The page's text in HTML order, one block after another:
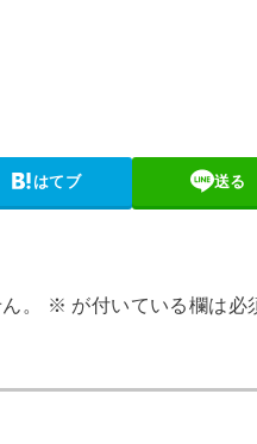
はてブ 送る
。 ※ が付いている欄は必